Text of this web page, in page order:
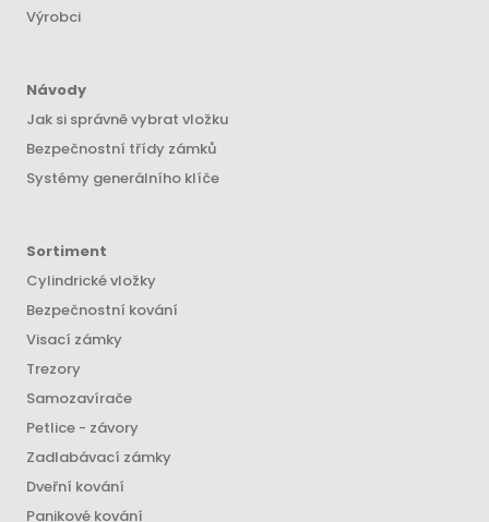
Výrobci
Návody
Jak si správně vybrat vložku
Bezpečnostní třídy zámků
Systémy generálního klíče
Sortiment
Cylindrické vložky
Bezpečnostní kování
Visací zámky
Trezory
Samozavírače
Petlice - závory
Zadlabávací zámky
Dveřní kování
Panikové kování